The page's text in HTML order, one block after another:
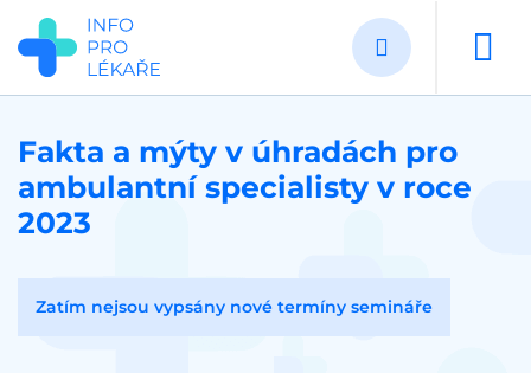
Přejít
hlavnímu
obsahu
Fakta a mýty v úhradách pro
ambulantní specialisty v roce
2023
Zatím nejsou vypsány nové termíny semináře